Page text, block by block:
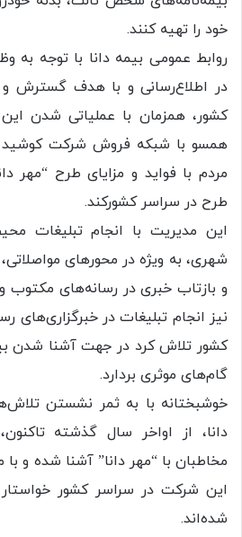
خود را تهیه کنند.
روابط عمومی بیمه دانا با توجه به
در اطلاع‌رسانی و با هدف گسترش
کشور، همزمان با عملیاتی شدن
همسو با شبکه فروش شرکت کوشید
مردم با فواید و مزایای طرح “مهر
طرح در سراسر کشورکند.
این مدیریت با انجام تبلیغات
و بازتاب خبری در رسانه‌های مکتوب
نیز انجام تبلیغات در خبرگزاری‌های
کشور تلاش کرد در جهت آشنا شدن
گام‌های موثری بردارد.
خوشبختانه با به ثمر نشستن
دانا، از اواخر سال گذشته
مخاطبان با “مهر دانا” آشنا شده و با
این شرکت در سراسر کشور خواستار
شده‌اند.